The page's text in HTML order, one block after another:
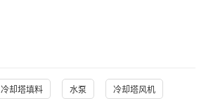
冷却塔填料 水泵 冷却塔风机